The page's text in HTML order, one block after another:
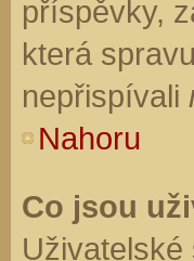
příspěvky,
která
nepřispívali
Nahoru
Co jsou